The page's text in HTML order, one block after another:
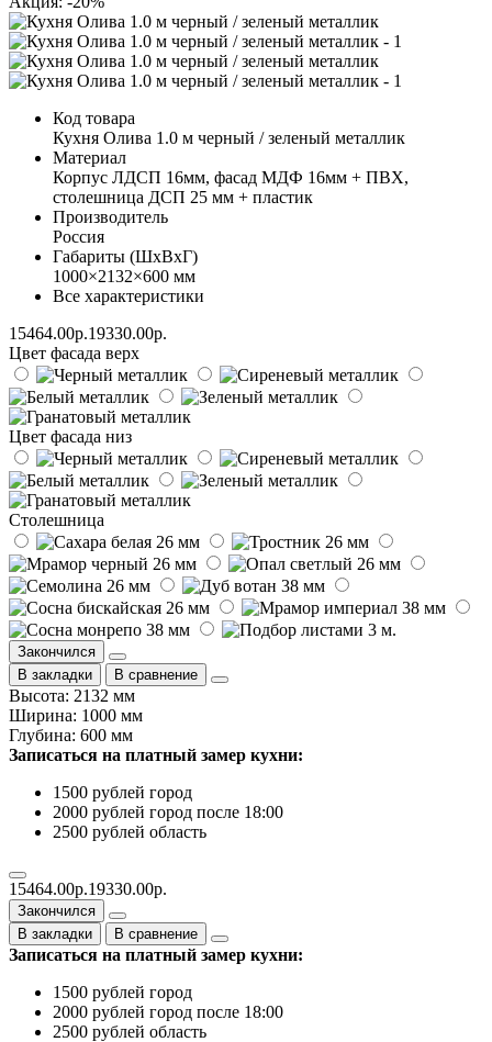
Код товара
Кухня Олива 1.0 м черный / зеленый металлик
Материал
Корпус ЛДСП 16мм, фасад МДФ 16мм + ПВХ,
столешница ДСП 25 мм + пластик
Производитель
Россия
Габариты (ШхВхГ)
1000×2132×600 мм
Все характеристики
15464.00р.19330.00р.
Цвет фасада верх
Цвет фасада низ
Столешница
Закончился
В закладки
В сравнение
Высота: 2132 мм
Ширина: 1000 мм
Глубина: 600 мм
Записаться на платный замер кухни:
1500 рублей город
2000 рублей город после 18:00
2500 рублей область
15464.00р.19330.00р.
Закончился
В закладки
В сравнение
Записаться на платный замер кухни:
1500 рублей город
2000 рублей город после 18:00
2500 рублей область